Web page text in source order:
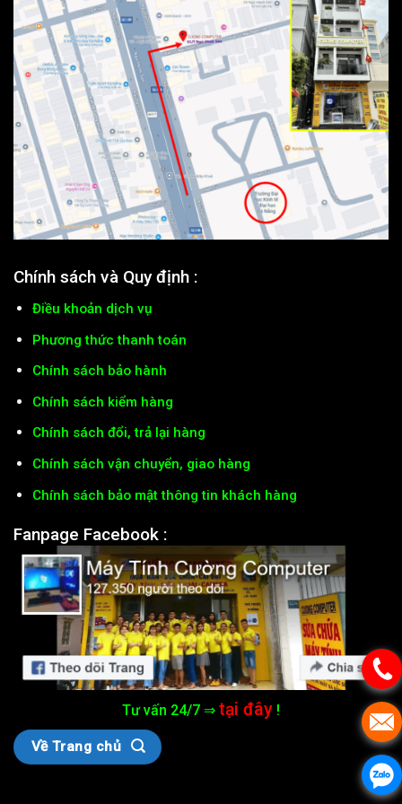
Chính sách và Quy định :
Điều khoản dịch vụ
Phương thức thanh toán
Chính sách bảo hành
Chính sách kiểm hàng
Chính sách đổi, trả lại hàng
Chính sách vận chuyển, giao hàng
Chính sách bảo mật thông tin khách hàng
Fanpage Facebook :
Tư vấn 24/7 ⇒ tại đây !
Về Trang chủ